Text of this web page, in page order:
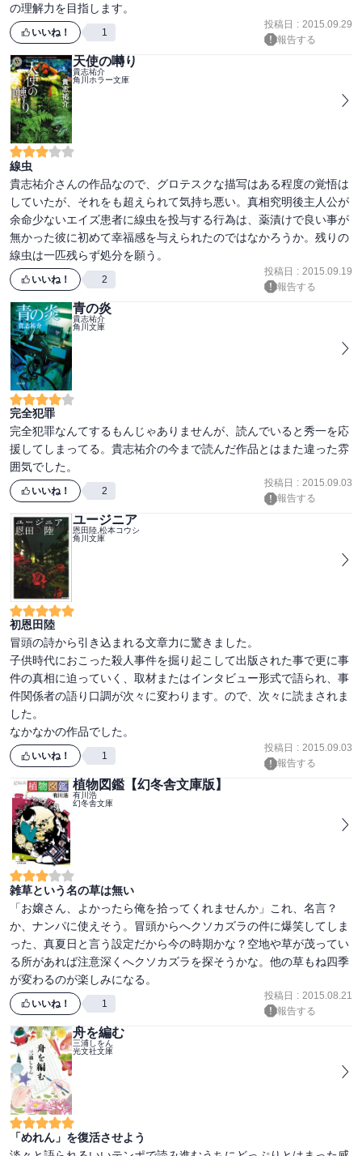
の理解力を目指します。
いいね！ 1
投稿日 : 2015.09.29
報告する
天使の囀り
貴志祐介
角川ホラー文庫
線虫
貴志祐介さんの作品なので、グロテスクな描写はある程度の覚悟は
していたが、それをも超えられて気持ち悪い。真相究明後主人公が
余命少ないエイズ患者に線虫を投与する行為は、薬漬けで良い事が
無かった彼に初めて幸福感を与えられたのではなかろうか。残りの
線虫は一匹残らず処分を願う。
いいね！ 2
投稿日 : 2015.09.19
報告する
青の炎
貴志祐介
角川文庫
完全犯罪
完全犯罪なんてするもんじゃありませんが、読んでいると秀一を応
援してしまってる。貴志祐介の今まで読んだ作品とはまた違った雰
囲気でした。
いいね！ 2
投稿日 : 2015.09.03
報告する
ユージニア
恩田陸,松本コウシ
角川文庫
初恩田陸
冒頭の詩から引き込まれる文章力に驚きました。
子供時代におこった殺人事件を掘り起こして出版された事で更に事
件の真相に迫っていく、取材またはインタビュー形式で語られ、事
件関係者の語り口調が次々に変わります。ので、次々に読まされま
した。
なかなかの作品でした。
いいね！ 1
投稿日 : 2015.09.03
報告する
植物図鑑【幻冬舎文庫版】
有川浩
幻冬舎文庫
雑草という名の草は無い
「お嬢さん、よかったら俺を拾ってくれませんか」これ、名言？
か、ナンパに使えそう。冒頭からへクソカズラの件に爆笑してしま
った、真夏日と言う設定だから今の時期かな？空地や草が茂ってい
る所があれば注意深くへクソカズラを探そうかな。他の草もね四季
が変わるのが楽しみになる。
いいね！ 1
投稿日 : 2015.08.21
報告する
舟を編む
三浦しをん
光文社文庫
「めれん」を復活させよう